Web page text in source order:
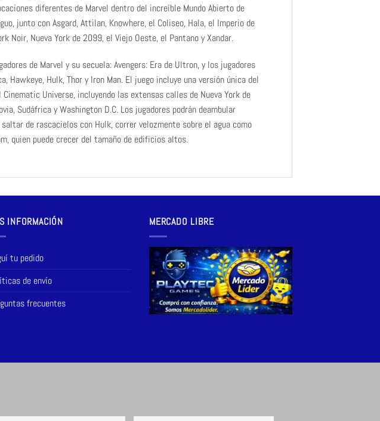
diferentes de Marvel dentro del increíble Mundo Abierto de
junto con Asgard, Attilan, Knowhere, el Coliseo, Hala, el Imperio de
Noir, Nueva York de 2099, el Viejo Oeste, el Pantano y Xandar.
de Marvel y su secuela: Avengers: Era de Ultron, y los jugadores
Hawkeye, Hulk, Thor y Iron Man. El juego incluye una versión única del
Universe, incluyendo las extensas calles de Nueva York de
Sudáfrica y Washington D.C. Los jugadores podrán deambular
de rascacielos con Hulk, correr velozmente sobre el agua como
quien puede crecer del tamaño de edificios altos.
INFORMACIÓN
tu pedido
de envío
frecuentes
MERCADO LIBRE